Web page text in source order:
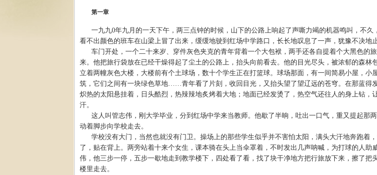
第一章
一九九0年九月的一天下午，两三点钟的时候，山下的公路上响起了声嘶力竭的机器鸣叫，不久
看不出颜色的班车在山梁上冒了出来，缓缓地驶到红场中学路口，长长地叹息了一声，犹豫不决地
车门开处，一个二十来岁、穿件灰色夹克的青年背着一个大包袱，两手还各自提着个大黑色的
来。他把旅行袋放在已经干燥得起了尘土的公路上，抬头向前看去。他的目光尽头，被浓郁的森林
立着两幢灰色大楼，大楼前有个土球场，数十个学生正在打篮球。球场那面，有一间简易小屋，小
筑，它们之间有一块绿色草地……青年看了片刻，收回目光，又抬头望了望辽远的苍穹。在那蓝得
炽热的太阳悬挂着，日头酷烈，热辣辣地炙烤着大地；地面已经发烫了，热空气还往人的身上钻，
汗。
这人叫管志伟，刚大学毕业，分到红场中学来当教师。他歇了半晌，吐出一口气，重又提起那
动着脚步向学校走去。
学校没有大门，当然也就没有门卫。操场上的那些学生似乎并不害怕太阳，满头大汗地奔跑着
了，贴在背上。两旁站着十来个女生，课本骑在头上当伞罩着，不时发出几声呐喊，为打球的人助
伟，他三步一停，五步一歇地走到教学楼下，四处看了看，找了块干净地方把行旅放下来，擦了把
楼里走去。